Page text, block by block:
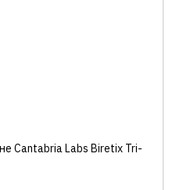
Cantabria Labs Biretix Tri-